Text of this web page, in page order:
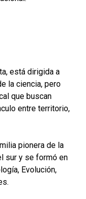
está dirigida a
la ciencia, pero
que buscan
entre territorio,
pionera de la
sur y se formó en
Evolución,